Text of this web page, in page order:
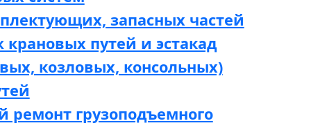
запасных частей
путей и эстакад
козловых, консольных)
грузоподъемного